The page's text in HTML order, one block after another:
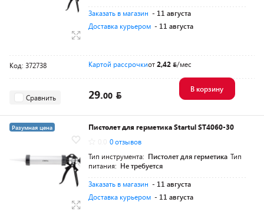
Заказать в магазин - 11 августа
Доставка курьером - 11 августа
Код: 372738 Картой рассрочкиот2,42 /мес
Сравнить 29.00
В корзину
Разумная цена
Пистолет для герметика Startul ST4060-30
0 отзывов
Тип инструмента: Пистолет для герметика Тип
питания: Не требуется
Заказать в магазин - 11 августа
Доставка курьером - 11 августа